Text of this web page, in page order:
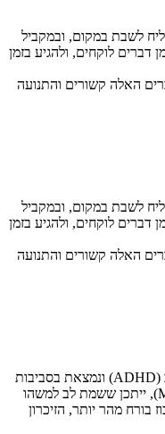
לשבת במקום, ובמקביל
דברים לוקחים, ולהגיע בזמן
האלה קשורים והתנועה
לשבת במקום, ובמקביל
דברים לוקחים, ולהגיע בזמן
האלה קשורים והתנועה
אם את אישה המתמודדת עם הפרעת קשב (ADHD) ונמצאת בסביבות
גיל המעבר (Perimenopause או Menopause), ייתכן ששמת לב למשהו
בורח מהר יותר, הזיכרון